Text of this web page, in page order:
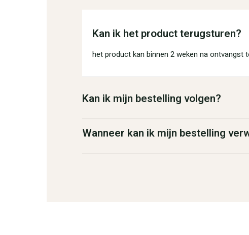
Kan ik het product terugsturen?
het product kan binnen 2 weken na ontvangst
Kan ik mijn bestelling volgen?
Wanneer kan ik mijn bestelling